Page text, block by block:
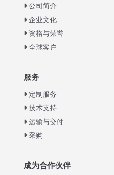
公司简介
企业文化
资格与荣誉
全球客户
服务
定制服务
技术支持
运输与交付
采购
成为合作伙伴
Thai
Turkish
Swahili
Urdu
Greek